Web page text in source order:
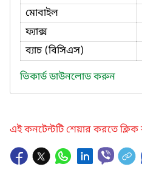
মোবাইল
ফ্যাক্স
ব্যাচ (বিসিএস)
ভিকার্ড ডাউনলোড করুন
এই কনটেন্টটি শেয়ার করতে